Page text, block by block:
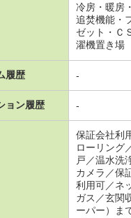
冷房・暖房
追焚機能・
ゼット・Ｃ
濯機置き場
履歴 -
ョン履歴 -
保証会社利
ローリング
戸／温水洗
カメラ／保
利用可／ネ
ガス／玄関
ーパー）ま